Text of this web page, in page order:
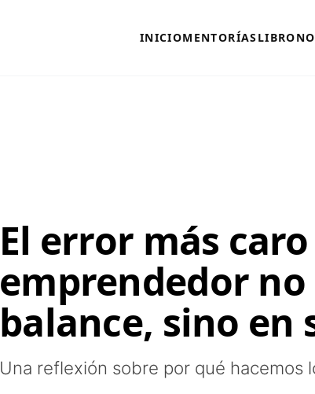
INICIOMENTORÍAS LIBRO
El error más
emprendedor no
balance, sino en
Una reflexión sobre por qué hacemos